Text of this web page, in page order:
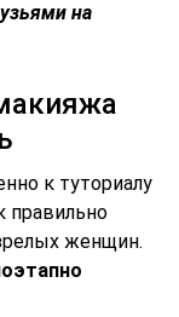
на
к туториалу
правильно
женщин.